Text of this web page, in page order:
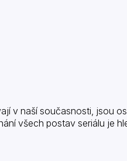
v naší současnosti, jsou
všech postav seriálu je